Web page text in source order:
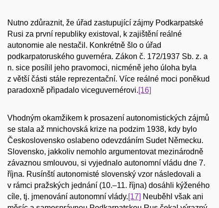
Nutno zdůraznit, že úřad zastupující zájmy Podkarpatské
Rusi za první republiky existoval, k zajištění reálné
autonomie ale nestačil. Konkrétně šlo o úřad
podkarpatoruského guvernéra. Zákon č. 172/1937 Sb. z. a
n. sice posílil jeho pravomoci, nicméně jeho úloha byla
z větší části stále reprezentační. Více reálné moci poněkud
paradoxně připadalo viceguvernérovi.[16]
Vhodným okamžikem k prosazení autonomistických zájmů
se stala až mnichovská krize na podzim 1938, kdy bylo
Československo oslabeno odevzdáním Sudet Německu.
Slovensko, jakkoliv nemohlo argumentovat mezinárodně
závaznou smlouvou, si vyjednalo autonomní vládu dne 7.
října. Rusínští autonomisté slovenský vzor následovali a
v rámci pražských jednání (10.–11. října) dosáhli kýženého
cíle, tj. jmenování autonomní vlády.[17] Neuběhl však ani